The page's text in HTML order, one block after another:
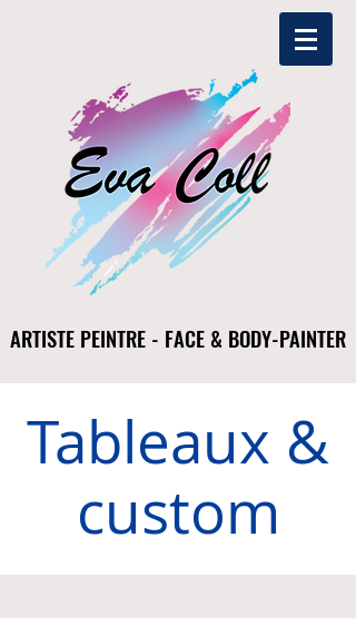
ARTISTE PEINTRE - FACE & BODY-PAINTER
ARTISTE PEINTRE - FACE & BODY-PAINTER
Tableaux &
custom